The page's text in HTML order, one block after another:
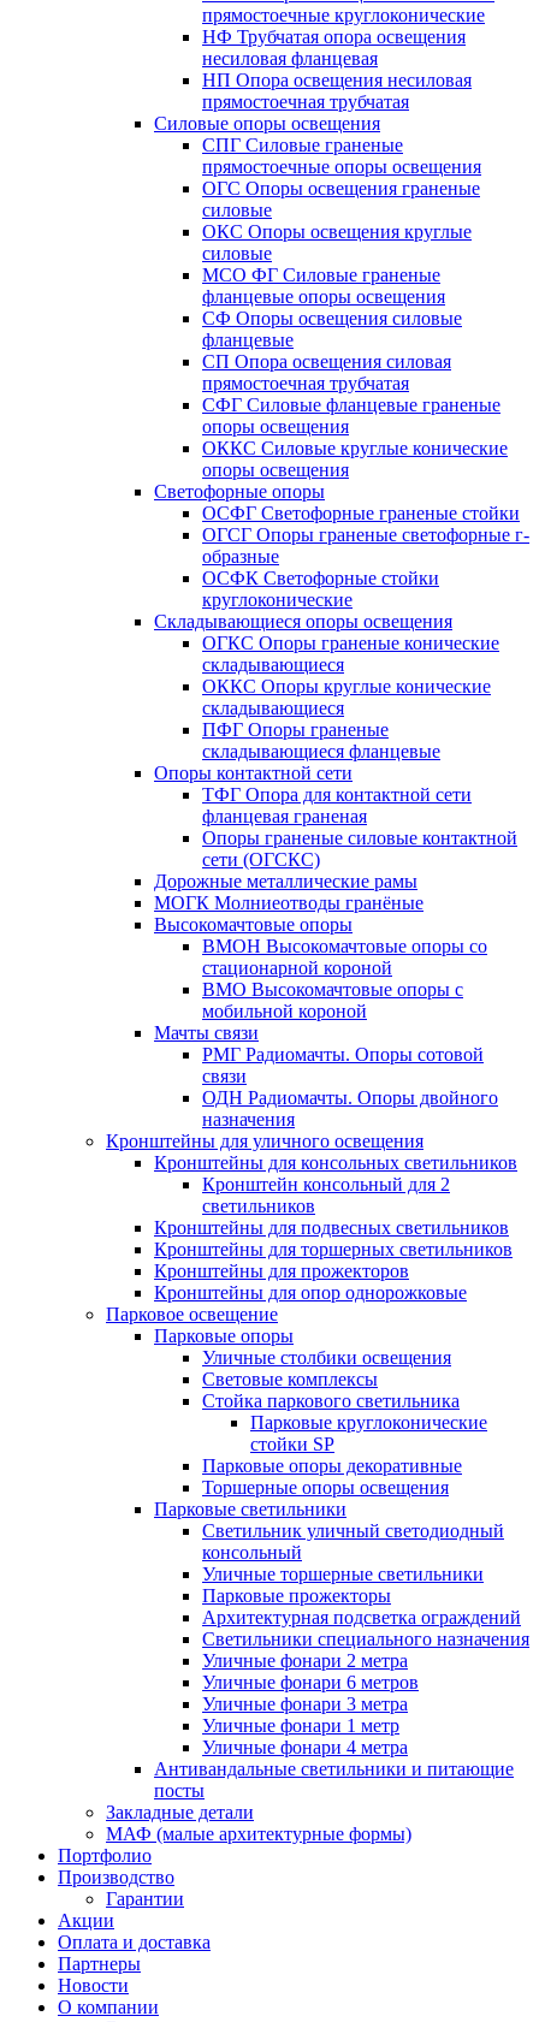
прямостоечные круглоконические
НФ Трубчатая опора освещения
несиловая фланцевая
НП Опора освещения несиловая
прямостоечная трубчатая
Силовые опоры освещения
СПГ Силовые граненые
прямостоечные опоры освещения
ОГС Опоры освещения граненые
силовые
ОКС Опоры освещения круглые
силовые
МСО ФГ Силовые граненые
фланцевые опоры освещения
СФ Опоры освещения силовые
фланцевые
СП Опора освещения силовая
прямостоечная трубчатая
СФГ Силовые фланцевые граненые
опоры освещения
ОККС Силовые круглые конические
опоры освещения
Светофорные опоры
ОСФГ Светофорные граненые стойки
ОГСГ Опоры граненые светофорные г-
образные
ОСФК Светофорные стойки
круглоконические
Складывающиеся опоры освещения
ОГКС Опоры граненые конические
складывающиеся
ОККС Опоры круглые конические
складывающиеся
ПФГ Опоры граненые
складывающиеся фланцевые
Опоры контактной сети
ТФГ Опора для контактной сети
фланцевая граненая
Опоры граненые силовые контактной
сети (ОГСКС)
Дорожные металлические рамы
МОГК Молниеотводы гранёные
Высокомачтовые опоры
ВМОН Высокомачтовые опоры со
стационарной короной
ВМО Высокомачтовые опоры с
мобильной короной
Мачты связи
РМГ Радиомачты. Опоры сотовoй
связи
ОДН Радиомачты. Опоры двойного
назначения
Кронштейны для уличного освещения
Кронштейны для консольных светильников
Кронштейн консольный для 2
светильников
Кронштейны для подвесных светильников
Кронштейны для торшерных светильников
Кронштейны для прожекторов
Кронштейны для опор однорожковые
Парковое освещение
Парковые опоры
Уличные столбики освещения
Световые комплексы
Стойка паркового светильника
Парковые круглоконические
стойки SP
Парковые опоры декоративные
Торшерные опоры освещения
Парковые светильники
Светильник уличный светодиодный
консольный
Уличные торшерные светильники
Парковые прожекторы
Архитектурная подсветка ограждений
Светильники специального назначения
Уличные фонари 2 метра
Уличные фонари 6 метров
Уличные фонари 3 метра
Уличные фонари 1 метр
Уличные фонари 4 метра
Антивандальные светильники и питающие
посты
Закладные детали
МАФ (малые архитектурные формы)
Портфолио
Производство
Гарантии
Акции
Оплата и доставка
Партнеры
Новости
О компании